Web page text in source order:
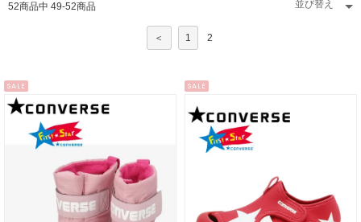
52商品中 49-52商品
＜ 1 2
SALE SALE